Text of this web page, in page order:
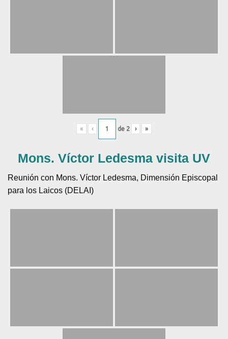
« ‹ de 2 › »
Mons. Víctor Ledesma visita UV
Reunión con Mons. Víctor Ledesma, Dimensión Episcopal
para los Laicos (DELAI)